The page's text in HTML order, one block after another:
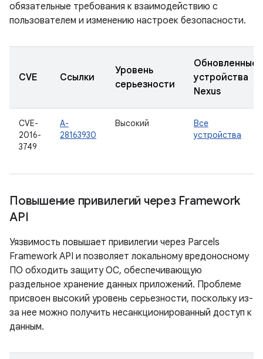
обязательные требования к взаимодействию с
пользователем и изменению настроек безопасности.
CVE Ссылки
Уровень
серьезности
Обновленные
устройства
Nexus
CVE-
2016-
3749
A-
28163930
Высокий
Все
устройства
Повышение привилегий через Framework
API
Уязвимость повышает привилегии через Parcels
Framework API и позволяет локальному вредоносному
ПО обходить защиту ОС, обеспечивающую
раздельное хранение данных приложений. Проблеме
присвоен высокий уровень серьезности, поскольку из-
за нее можно получить несанкционированный доступ к
данным.